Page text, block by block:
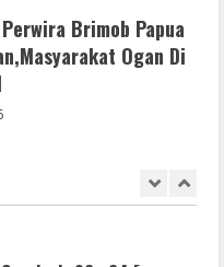
Brimob Papua
Ogan Di
BRRip UHD DDP5.1